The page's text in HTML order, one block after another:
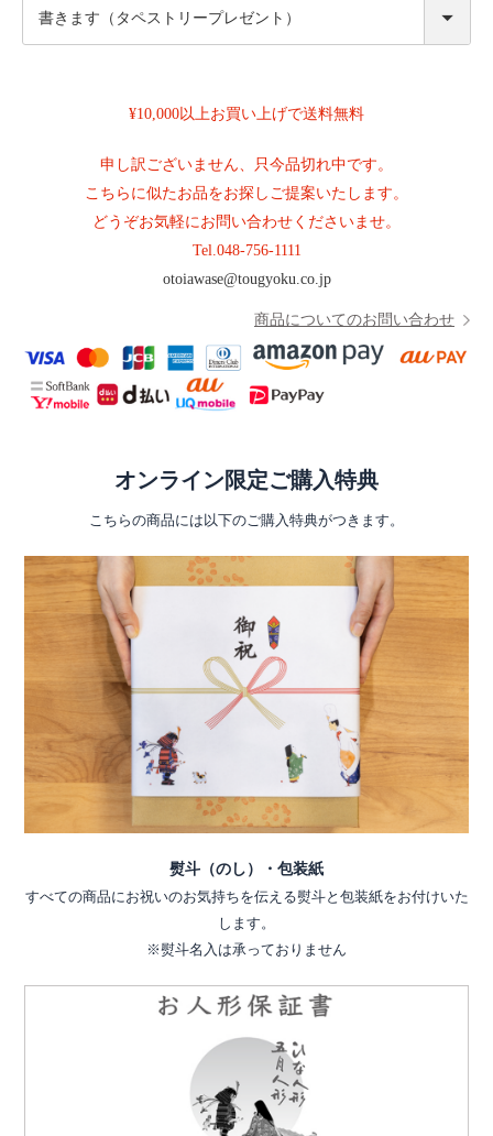
¥10,000以上お買い上げで送料無料
申し訳ございません、只今品切れ中です。
こちらに似たお品をお探しご提案いたします。
どうぞお気軽にお問い合わせくださいませ。
Tel.048-756-1111
otoiawase@tougyoku.co.jp
商品についてのお問い合わせ
オンライン限定ご購入特典
こちらの商品には以下のご購入特典がつきます。
熨斗（のし）・包装紙
すべての商品にお祝いのお気持ちを伝える熨斗と包装紙をお付けいた
します。
※熨斗名入は承っておりません